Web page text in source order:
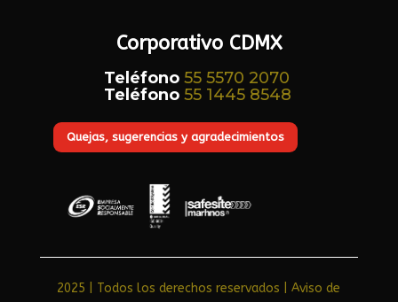
Corporativo CDMX
Teléfono 55 5570 2070
Teléfono 55 1445 8548
Quejas, sugerencias y agradecimientos
2025 | Todos los derechos reservados | Aviso de